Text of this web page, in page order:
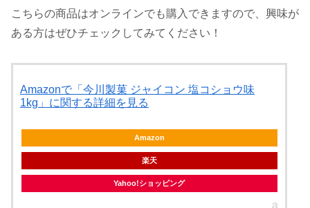
こちらの商品はオンラインでも購入できますので、興味が
ある方はぜひチェックしてみてください！
Amazonで「今川製菓 ジャイコン 塩コショウ味
1kg」に関する詳細を見る
Amazon
楽天
Yahoo!ショッピング